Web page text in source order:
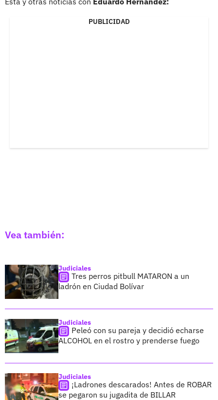
PUBLICIDAD
Vea también:
Judiciales
Tres perros pitbull MATARON a un
ladrón en Ciudad Bolívar
Judiciales
Peleó con su pareja y decidió echarse
ALCOHOL en el rostro y prenderse fuego
Judiciales
¡Ladrones descarados! Antes de ROBAR
se pegaron su jugadita de BILLAR